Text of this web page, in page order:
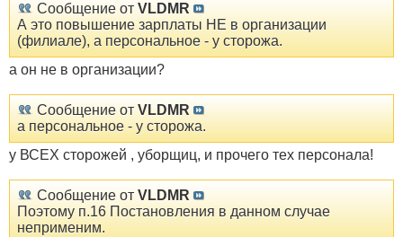
Сообщение от VLDMR
А это повышение зарплаты НЕ в организации
(филиале), а персональное - у сторожа.
а он не в организации?
Сообщение от VLDMR
а персональное - у сторожа.
у ВСЕХ сторожей , уборщиц, и прочего тех персонала!
Сообщение от VLDMR
Поэтому п.16 Постановления в данном случае
неприменим.